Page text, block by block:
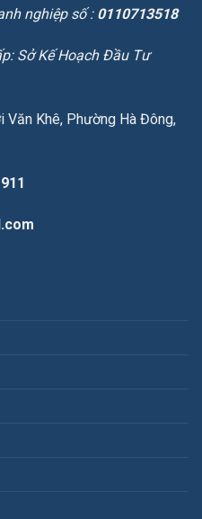
nghiệp số : 0110713518
Sở Kế Hoạch Đầu Tư
Văn Khê, Phường Hà Đông,